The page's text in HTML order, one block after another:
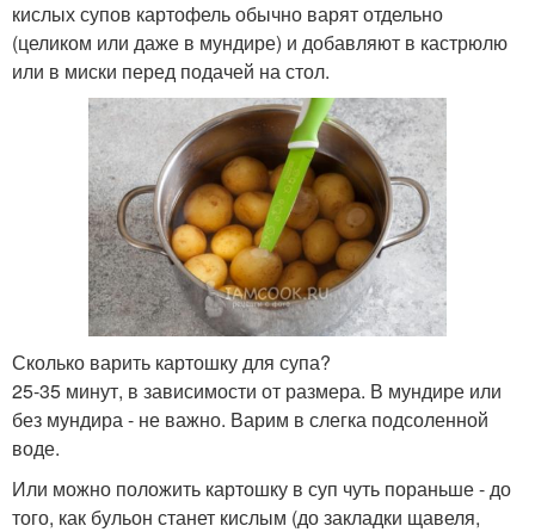
кислых супов картофель обычно варят отдельно
(целиком или даже в мундире) и добавляют в кастрюлю
или в миски перед подачей на стол.
Сколько варить картошку для супа?
25-35 минут, в зависимости от размера. В мундире или
без мундира - не важно. Варим в слегка подсоленной
воде.
Или можно положить картошку в суп чуть пораньше - до
того, как бульон станет кислым (до закладки щавеля,